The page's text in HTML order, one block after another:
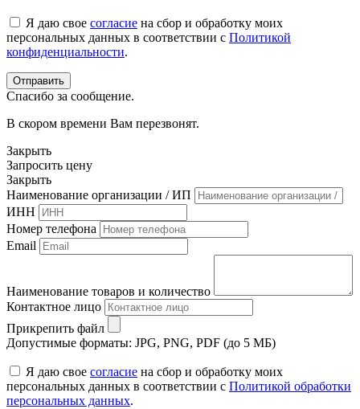
Я даю свое согласие на сбор и обработку моих
персональных данных в соответствии с Политикой
конфиденциальности.
Спасибо за сообщение.
В скором времени Вам перезвонят.
Закрыть
Запросить цену
Закрыть
Наименование организации / ИП
ИНН
Номер телефона
Email
Наименование товаров и количество
Контактное лицо
Прикрепить файл
Допустимые форматы: JPG, PNG, PDF (до 5 МБ)
Я даю свое согласие на сбор и обработку моих
персональных данных в соответствии с Политикой обработки
персональных данных.